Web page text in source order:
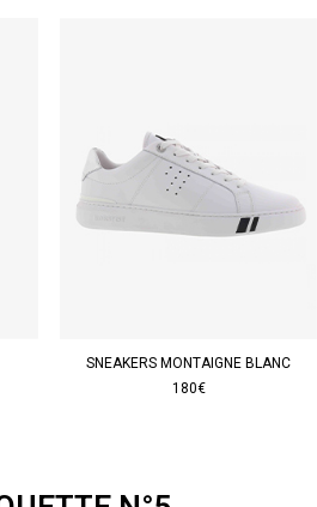
SNEAKERS MONTAIGNE BLANC
180€